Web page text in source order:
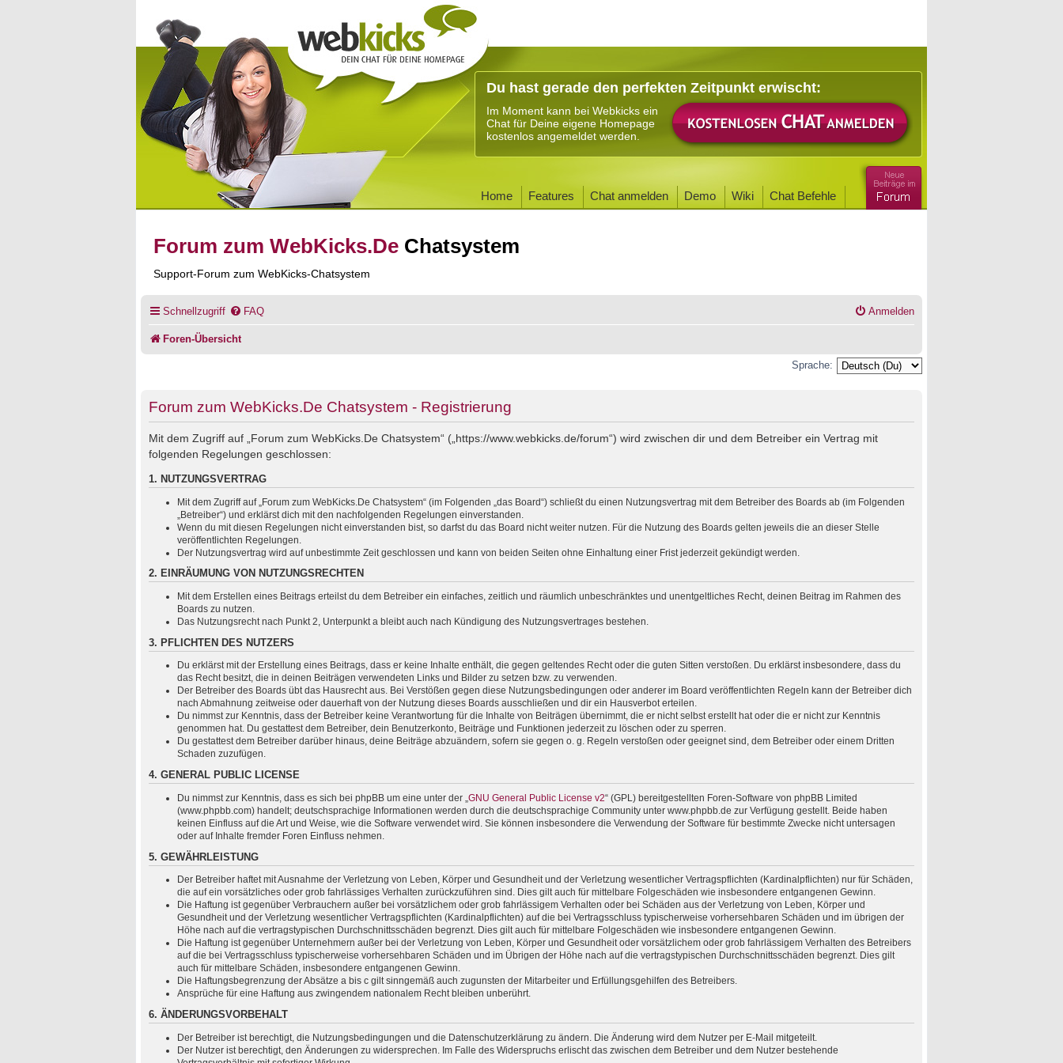
Du hast gerade den perfekten Zeitpunkt erwischt:
Im Moment kann bei Webkicks ein
Chat für Deine eigene Homepage
kostenlos angemeldet werden.
Home Features Chat anmelden Demo Wiki Chat Befehle
Forum zum WebKicks.De Chatsystem
Support-Forum zum WebKicks-Chatsystem
Schnellzugriff FAQ Anmelden
Foren-Übersicht
Sprache:
Forum zum WebKicks.De Chatsystem - Registrierung
Mit dem Zugriff auf „Forum zum WebKicks.De Chatsystem“ („https://www.webkicks.de/forum“) wird zwischen dir und dem Betreiber ein Vertrag mit
folgenden Regelungen geschlossen:
1. NUTZUNGSVERTRAG
Mit dem Zugriff auf „Forum zum WebKicks.De Chatsystem“ (im Folgenden „das Board“) schließt du einen Nutzungsvertrag mit dem Betreiber des Boards ab (im Folgenden
„Betreiber“) und erklärst dich mit den nachfolgenden Regelungen einverstanden.
Wenn du mit diesen Regelungen nicht einverstanden bist, so darfst du das Board nicht weiter nutzen. Für die Nutzung des Boards gelten jeweils die an dieser Stelle
veröffentlichten Regelungen.
Der Nutzungsvertrag wird auf unbestimmte Zeit geschlossen und kann von beiden Seiten ohne Einhaltung einer Frist jederzeit gekündigt werden.
2. EINRÄUMUNG VON NUTZUNGSRECHTEN
Mit dem Erstellen eines Beitrags erteilst du dem Betreiber ein einfaches, zeitlich und räumlich unbeschränktes und unentgeltliches Recht, deinen Beitrag im Rahmen des
Boards zu nutzen.
Das Nutzungsrecht nach Punkt 2, Unterpunkt a bleibt auch nach Kündigung des Nutzungsvertrages bestehen.
3. PFLICHTEN DES NUTZERS
Du erklärst mit der Erstellung eines Beitrags, dass er keine Inhalte enthält, die gegen geltendes Recht oder die guten Sitten verstoßen. Du erklärst insbesondere, dass du
das Recht besitzt, die in deinen Beiträgen verwendeten Links und Bilder zu setzen bzw. zu verwenden.
Der Betreiber des Boards übt das Hausrecht aus. Bei Verstößen gegen diese Nutzungsbedingungen oder anderer im Board veröffentlichten Regeln kann der Betreiber dich
nach Abmahnung zeitweise oder dauerhaft von der Nutzung dieses Boards ausschließen und dir ein Hausverbot erteilen.
Du nimmst zur Kenntnis, dass der Betreiber keine Verantwortung für die Inhalte von Beiträgen übernimmt, die er nicht selbst erstellt hat oder die er nicht zur Kenntnis
genommen hat. Du gestattest dem Betreiber, dein Benutzerkonto, Beiträge und Funktionen jederzeit zu löschen oder zu sperren.
Du gestattest dem Betreiber darüber hinaus, deine Beiträge abzuändern, sofern sie gegen o. g. Regeln verstoßen oder geeignet sind, dem Betreiber oder einem Dritten
Schaden zuzufügen.
4. GENERAL PUBLIC LICENSE
Du nimmst zur Kenntnis, dass es sich bei phpBB um eine unter der „ GNU General Public License v2“ (GPL) bereitgestellten Foren-Software von phpBB Limited
(www.phpbb.com) handelt; deutschsprachige Informationen werden durch die deutschsprachige Community unter www.phpbb.de zur Verfügung gestellt. Beide haben
keinen Einfluss auf die Art und Weise, wie die Software verwendet wird. Sie können insbesondere die Verwendung der Software für bestimmte Zwecke nicht untersagen
oder auf Inhalte fremder Foren Einfluss nehmen.
5. GEWÄHRLEISTUNG
Der Betreiber haftet mit Ausnahme der Verletzung von Leben, Körper und Gesundheit und der Verletzung wesentlicher Vertragspflichten (Kardinalpflichten) nur für Schäden,
die auf ein vorsätzliches oder grob fahrlässiges Verhalten zurückzuführen sind. Dies gilt auch für mittelbare Folgeschäden wie insbesondere entgangenen Gewinn.
Die Haftung ist gegenüber Verbrauchern außer bei vorsätzlichem oder grob fahrlässigem Verhalten oder bei Schäden aus der Verletzung von Leben, Körper und
Gesundheit und der Verletzung wesentlicher Vertragspflichten (Kardinalpflichten) auf die bei Vertragsschluss typischerweise vorhersehbaren Schäden und im übrigen der
Höhe nach auf die vertragstypischen Durchschnittsschäden begrenzt. Dies gilt auch für mittelbare Folgeschäden wie insbesondere entgangenen Gewinn.
Die Haftung ist gegenüber Unternehmern außer bei der Verletzung von Leben, Körper und Gesundheit oder vorsätzlichem oder grob fahrlässigem Verhalten des Betreibers
auf die bei Vertragsschluss typischerweise vorhersehbaren Schäden und im Übrigen der Höhe nach auf die vertragstypischen Durchschnittsschäden begrenzt. Dies gilt
auch für mittelbare Schäden, insbesondere entgangenen Gewinn.
Die Haftungsbegrenzung der Absätze a bis c gilt sinngemäß auch zugunsten der Mitarbeiter und Erfüllungsgehilfen des Betreibers.
Ansprüche für eine Haftung aus zwingendem nationalem Recht bleiben unberührt.
6. ÄNDERUNGSVORBEHALT
Der Betreiber ist berechtigt, die Nutzungsbedingungen und die Datenschutzerklärung zu ändern. Die Änderung wird dem Nutzer per E-Mail mitgeteilt.
Der Nutzer ist berechtigt, den Änderungen zu widersprechen. Im Falle des Widerspruchs erlischt das zwischen dem Betreiber und dem Nutzer bestehende